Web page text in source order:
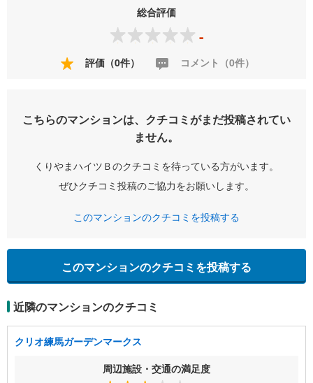
総合評価
-
評価（0件） コメント（0件）
こちらのマンションは、クチコミがまだ投稿されてい
ません。
くりやまハイツＢのクチコミを待っている方がいます。
ぜひクチコミ投稿のご協力をお願いします。
このマンションのクチコミを投稿する
このマンションのクチコミを投稿する
近隣のマンションのクチコミ
クリオ練馬ガーデンマークス
周辺施設・交通の満足度